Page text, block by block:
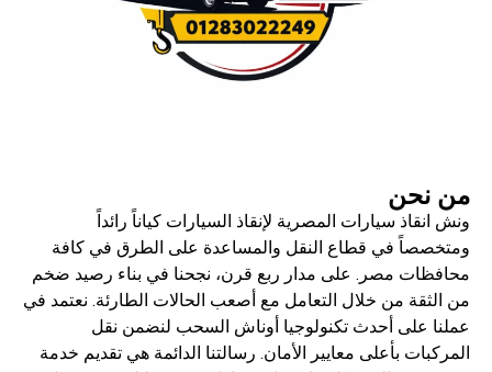
من نحن
ونش انقاذ سيارات المصرية لإنقاذ السيارات كياناً رائداً
ومتخصصاً في قطاع النقل والمساعدة على الطرق في كافة
محافظات مصر. على مدار ربع قرن، نجحنا في بناء رصيد ضخم
من الثقة من خلال التعامل مع أصعب الحالات الطارئة. نعتمد في
عملنا على أحدث تكنولوجيا أوناش السحب لنضمن نقل
المركبات بأعلى معايير الأمان. رسالتنا الدائمة هي تقديم خدمة